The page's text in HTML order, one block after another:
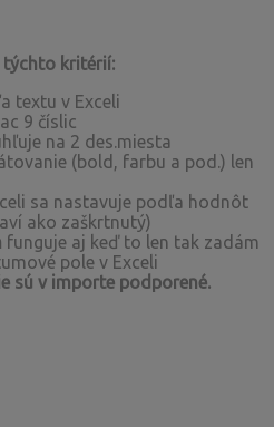
týchto kritérií:
textu v Exceli
9 číslic
na 2 des.miesta
(bold, farbu a pod.) len
sa nastavuje podľa hodnôt
ako zaškrtnutý)
funguje aj keď to len tak zadám
pole v Exceli
sú v importe podporené.